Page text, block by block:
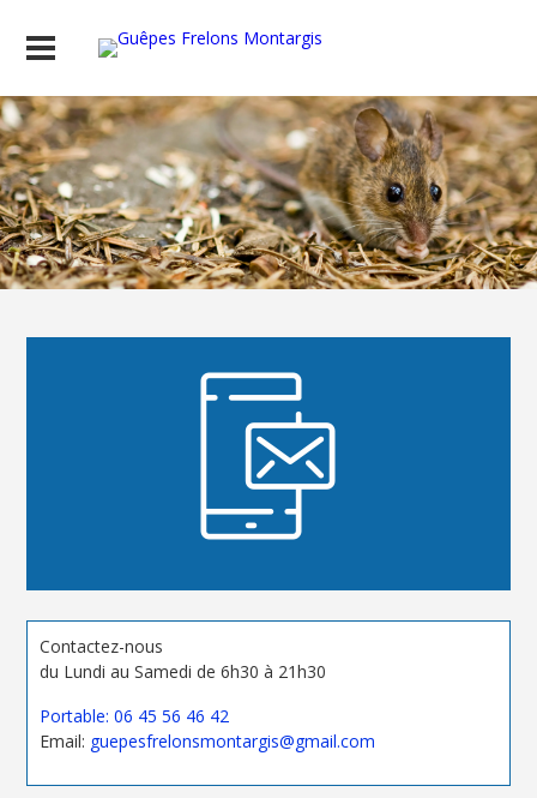
Contactez-nous
du Lundi au Samedi de 6h30 à 21h30
Portable: 06 45 56 46 42
Email: guepesfrelonsmontargis@gmail.com